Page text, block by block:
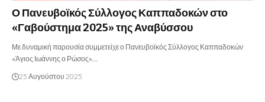
Ο Πανευβοϊκός Σύλλογος Καππαδοκών στο
«Γαβούστημα 2025» της Αναβύσσου
Με δυναμική παρουσία συμμετείχε ο Πανευβοϊκός Σύλλογος Καππαδοκών
«Άγιος Ιωάννης ο Ρώσος»…
25 Αυγούστου 2025